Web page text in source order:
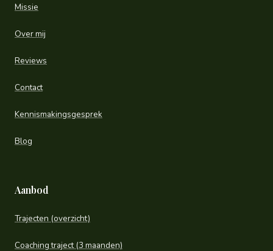
Missie
Over mij
Reviews
Contact
Kennismakingsgesprek
Blog
Aanbod
Trajecten (overzicht)
Coaching traject (3 maanden)